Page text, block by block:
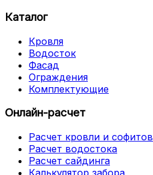
Каталог
Кровля
Водосток
Фасад
Ограждения
Комплектующие
Онлайн-расчет
Расчет кровли и софитов
Расчет водостока
Расчет сайдинга